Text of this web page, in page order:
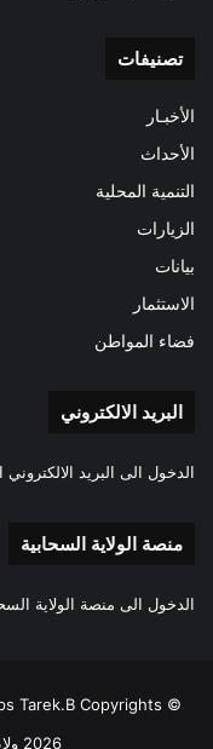
تصنيفات
الأخبـار
الأحداث
التنمية المحلية
الزيارات
بيانات
الاستثمار
فضاء المواطن
البريد الالكتروني
الدخول الى البريد
منصة الولاية السحابية
الدخول الى منصة الولاية
Tarek.B Copyrights ©
2026 ولاية المسيلة | Wilaya M'sila